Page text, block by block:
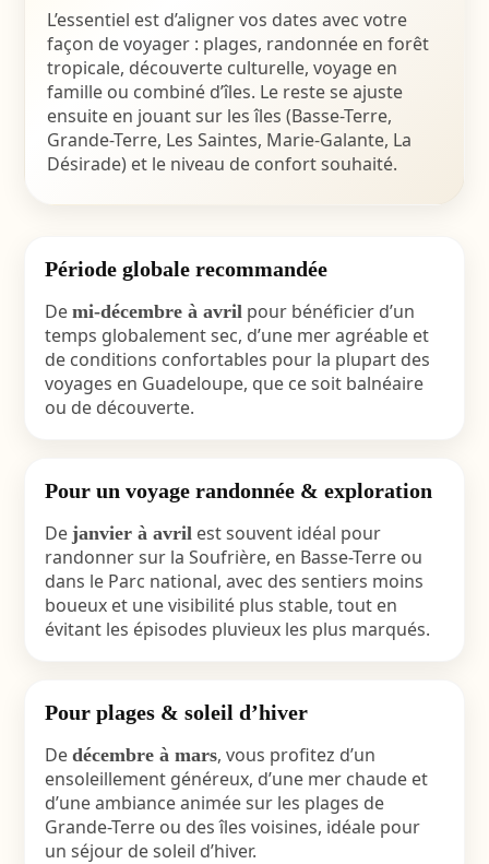
L’essentiel est d’aligner vos dates avec votre
façon de voyager : plages, randonnée en forêt
tropicale, découverte culturelle, voyage en
famille ou combiné d’îles. Le reste se ajuste
ensuite en jouant sur les îles (Basse-Terre,
Grande-Terre, Les Saintes, Marie-Galante, La
Désirade) et le niveau de confort souhaité.
Période globale recommandée
De mi-décembre à avrilpour bénéficier d’un
temps globalement sec, d’une mer agréable et
de conditions confortables pour la plupart des
voyages en Guadeloupe, que ce soit balnéaire
ou de découverte.
Pour un voyage randonnée & exploration
De janvier à avrilest souvent idéal pour
randonner sur la Soufrière, en Basse-Terre ou
dans le Parc national, avec des sentiers moins
boueux et une visibilité plus stable, tout en
évitant les épisodes pluvieux les plus marqués.
Pour plages & soleil d’hiver
De décembre à mars, vous profitez d’un
ensoleillement généreux, d’une mer chaude et
d’une ambiance animée sur les plages de
Grande-Terre ou des îles voisines, idéale pour
un séjour de soleil d’hiver.